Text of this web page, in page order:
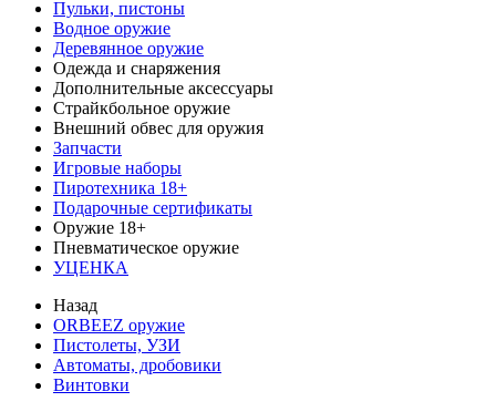
Пульки, пистоны
Водное оружие
Деревянное оружие
Одежда и снаряжения
Дополнительные аксессуары
Страйкбольное оружие
Внешний обвес для оружия
Запчасти
Игровые наборы
Пиротехника 18+
Подарочные сертификаты
Оружие 18+
Пневматическое оружие
УЦЕНКА
Назад
ORBEEZ оружие
Пистолеты, УЗИ
Автоматы, дробовики
Винтовки